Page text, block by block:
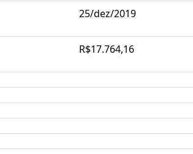
25/dez/2019
R$17.764,16